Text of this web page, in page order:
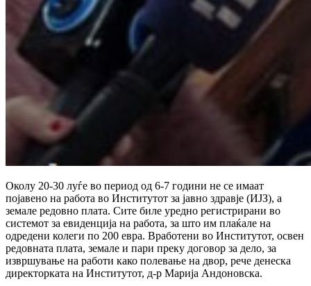
Околу 20-30 луѓе во период од 6-7 години не се имаат
појавено на работа во Институтот за јавно здравје (ИЈЗ), а
земале редовно плата. Сите биле уредно регистрирани во
системот за евиденција на работа, за што им плаќале на
одредени колеги по 200 евра. Вработени во Институтот, освен
редовната плата, земале и пари преку договор за дело, за
извршување на работи како полевање на двор, рече денеска
директорката на Институтот, д-р Марија Андоновска.